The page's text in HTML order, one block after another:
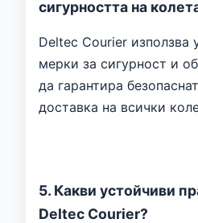
сигурността на
Deltec Courier използва
мерки за сигурност и
да гарантира
доставка на всички
5. Какви устойчиви
Deltec Courier?